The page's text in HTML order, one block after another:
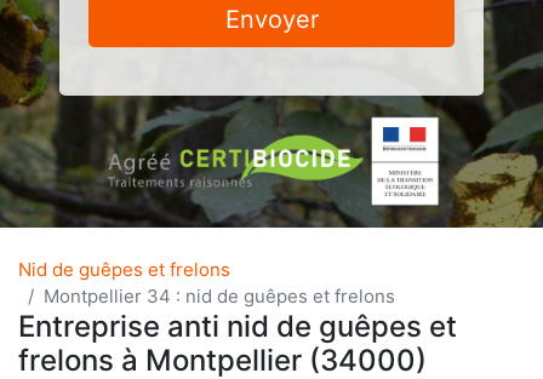
Envoyer
Nid de guêpes et frelons
Montpellier 34 : nid de guêpes et frelons
Entreprise anti nid de guêpes et
frelons à Montpellier (34000)